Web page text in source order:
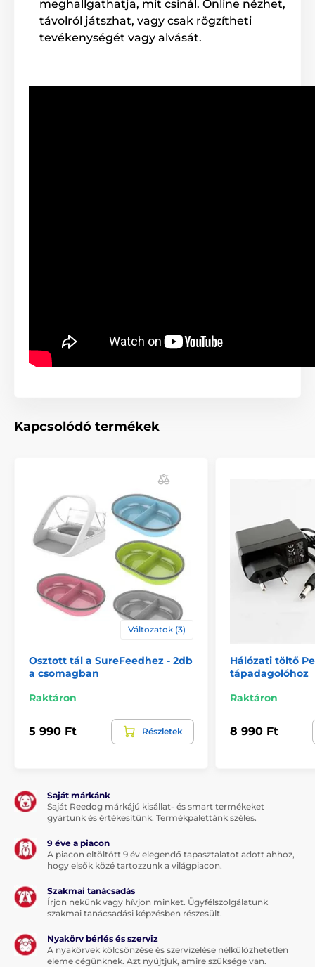
változhatnak. A képek csak illusztrációk.
meghallgathatja, mit csinál. Online nézhet,
távolról játszhat, vagy csak rögzítheti
tevékenységét vagy alvását.
Kapcsolódó termékek
Változatok (3)
Osztott tál a SureFeedhez - 2db
a csomagban
Raktáron
5 990 Ft Részletek
Hálózati töltő
tápadagolóhoz
Raktáron
8 990 Ft
Saját márkánk
Saját Reedog márkájú kisállat- és smart termékeket
gyártunk és értékesítünk. Termékpalettánk széles.
9 éve a piacon
A piacon eltöltött 9 év elegendő tapasztalatot adott ahhoz,
hogy elsők közé tartozzunk a világpiacon.
Szakmai tanácsadás
Írjon nekünk vagy hívjon minket. Ügyfélszolgálatunk
szakmai tanácsadási képzésben részesült.
Nyakörv bérlés és szerviz
A nyakörvek kölcsönzése és szervizelése nélkülözhetetlen
eleme cégünknek. Azt nyújtjuk, amire szüksége van.